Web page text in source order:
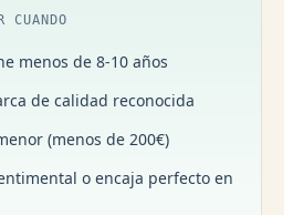
CUANDO
menos de 8-10 años
de calidad reconocida
(menos de 200€)
o encaja perfecto en